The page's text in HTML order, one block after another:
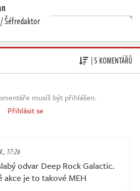
Šéfredaktor
| 5 KOMENTÁŘŮ
musíš být přihlášen.
Přihlásit se
17:26
odvar Deep Rock Galactic.
akce je to takové MEH